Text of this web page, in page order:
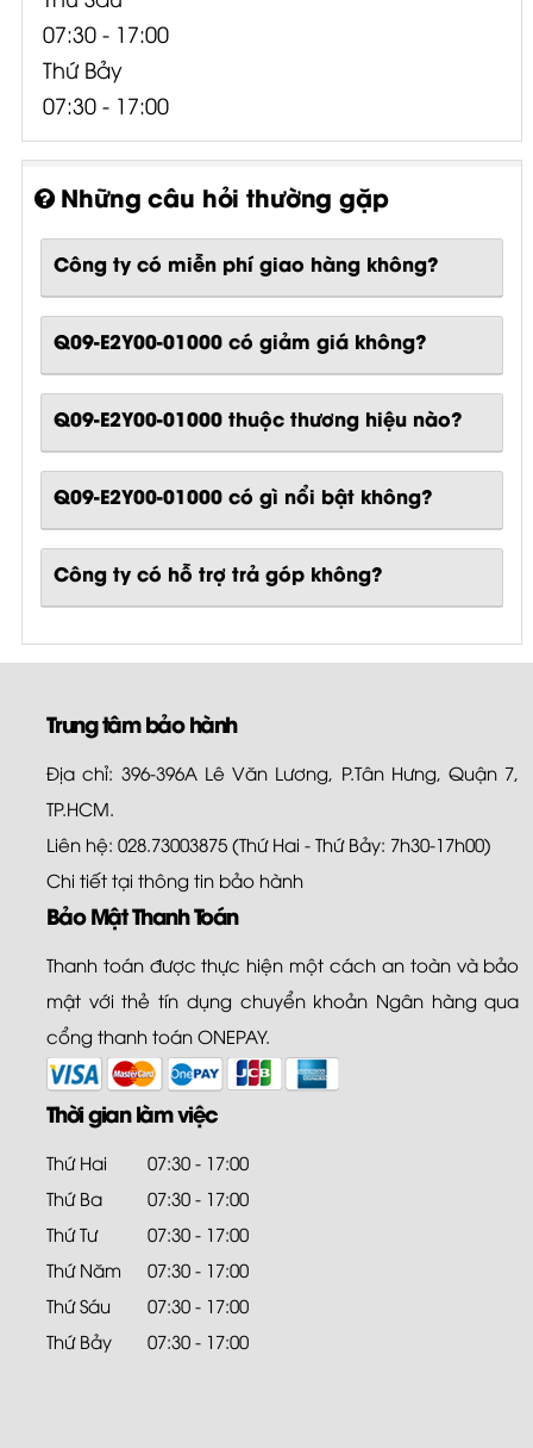
07:30 - 17:00
Thứ Bảy
07:30 - 17:00
Những câu hỏi thường gặp
Công ty có miễn phí giao hàng không?
Q09-E2Y00-01000 có giảm giá không?
Q09-E2Y00-01000 thuộc thương hiệu nào?
Q09-E2Y00-01000có gì nổi bật không?
Công ty có hỗ trợ trả góp không?
Trung tâm bảo hành
Địa chỉ: 396-396A Lê Văn Lương, P.Tân Hưng, Quận 7,
TP.HCM.
Liên hệ: 028.73003875 (Thứ Hai - Thứ Bảy: 7h30-17h00)
Chi tiết tại thông tin bảo hành
Bảo Mật Thanh Toán
Thanh toán được thực hiện một cách an toàn và bảo
mật với thẻ tín dụng chuyển khoản Ngân hàng qua
cổng thanh toán ONEPAY.
Thời gian làm việc
Thứ Hai
07:30 - 17:00
Thứ Ba
07:30 - 17:00
Thứ Tư
07:30 - 17:00
Thứ Năm
07:30 - 17:00
Thứ Sáu
07:30 - 17:00
Thứ Bảy
07:30 - 17:00